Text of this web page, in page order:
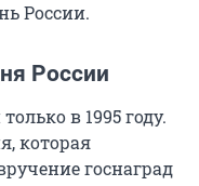
России.
России
в 1995 году.
которая
госнаград